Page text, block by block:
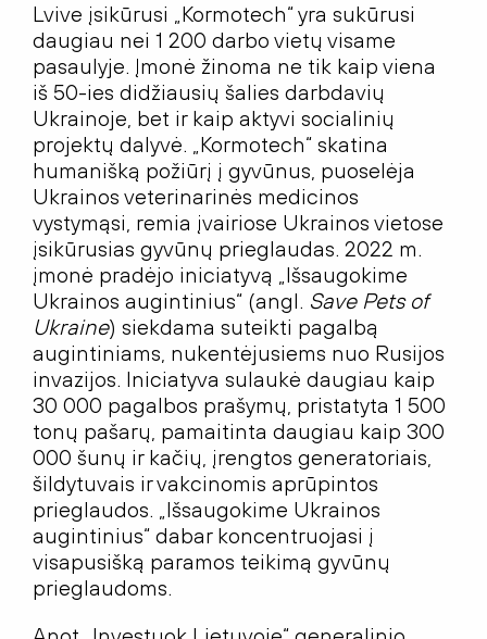
Lvive įsikūrusi „Kormotech“ yra sukūrusi
daugiau nei 1 200 darbo vietų visame
pasaulyje. Įmonė žinoma ne tik kaip viena
iš 50-ies didžiausių šalies darbdavių
Ukrainoje, bet ir kaip aktyvi socialinių
projektų dalyvė. „Kormotech“ skatina
humanišką požiūrį į gyvūnus, puoselėja
Ukrainos veterinarinės medicinos
vystymąsi, remia įvairiose Ukrainos vietose
įsikūrusias gyvūnų prieglaudas. 2022 m.
įmonė pradėjo iniciatyvą „Išsaugokime
Ukrainos augintinius“ (angl. Save Pets of
Ukraine) siekdama suteikti pagalbą
augintiniams, nukentėjusiems nuo Rusijos
invazijos. Iniciatyva sulaukė daugiau kaip
30 000 pagalbos prašymų, pristatyta 1 500
tonų pašarų, pamaitinta daugiau kaip 300
000 šunų ir kačių, įrengtos generatoriais,
šildytuvais ir vakcinomis aprūpintos
prieglaudos. „Išsaugokime Ukrainos
augintinius“ dabar koncentruojasi į
visapusišką paramos teikimą gyvūnų
prieglaudoms.